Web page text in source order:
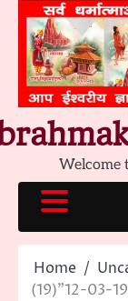
content
Welcome
Home
(19)”12-03-